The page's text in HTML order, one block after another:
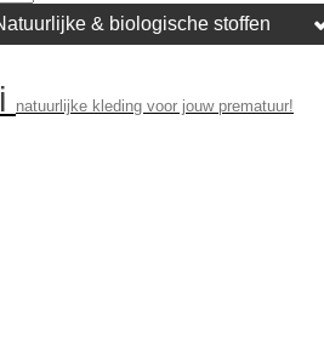
& biologische stoffen
natuurlijke kleding voor jouw prematuur!